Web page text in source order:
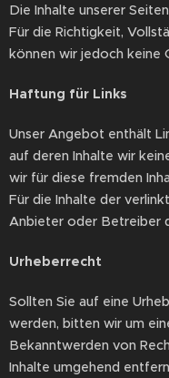
Die Inhalte unserer
Für die Richtigkeit,
können wir jedoch keine
Haftung für Links
Unser Angebot enthält
auf deren Inhalte wir
wir für diese fremden
Für die Inhalte der
Anbieter oder Betreiber
Urheberrecht
Sollten Sie auf eine
werden, bitten wir um
Bekanntwerden von
Inhalte umgehend